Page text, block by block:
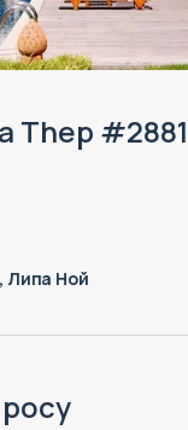
Thep #2881
Липа Ной